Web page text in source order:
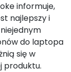
informuje,
najlepszy i
do laptopa
się w
produktu.